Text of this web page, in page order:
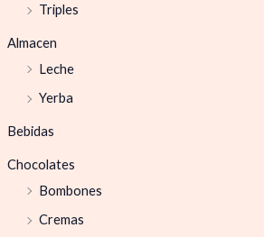
Triples
Almacen
Leche
Yerba
Bebidas
Chocolates
Bombones
Cremas